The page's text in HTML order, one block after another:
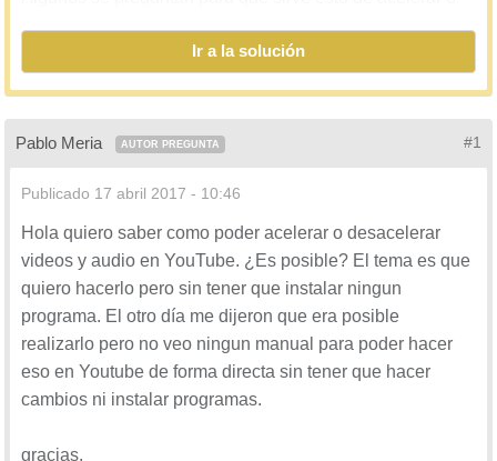
videos que son largos y quieres pasarlos pero rapido
opción de que lo quieras desacelerar. Si son canciones
pues para acelerarla o hacerla más lenta. Pero oye, para
gustos colores y tiene mucha utilidad este detalle en
La parte buena que te cuento es porque no es necesario
que instales nada ya que viene integrado. Es válido para
sistemas macOS, Linux y Windows 10, 8, 7... sin
problema alguno, esto va dependiendo del navegador y
válido para todos los videos que hay en Youtube
Ir a la solución
Pablo Meria AUTOR PREGUNTA #1
Publicado 17 abril 2017 - 10:46
Hola quiero saber como poder acelerar o desacelerar
videos y audio en YouTube. ¿Es posible? El tema es que
quiero hacerlo pero sin tener que instalar ningun
programa. El otro día me dijeron que era posible
realizarlo pero no veo ningun manual para poder hacer
eso en Youtube de forma directa sin tener que hacer
cambios ni instalar programas.
gracias.